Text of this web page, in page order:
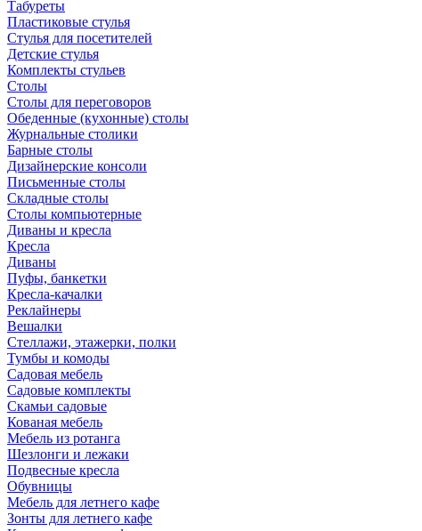
Табуреты
Пластиковые стулья
Стулья для посетителей
Детские стулья
Комплекты стульев
Столы
Столы для переговоров
Обеденные (кухонные) столы
Журнальные столики
Барные столы
Дизайнерские консоли
Письменные столы
Складные столы
Столы компьютерные
Диваны и кресла
Кресла
Диваны
Пуфы, банкетки
Кресла-качалки
Реклайнеры
Вешалки
Стеллажи, этажерки, полки
Тумбы и комоды
Садовая мебель
Садовые комплекты
Скамьи садовые
Кованая мебель
Мебель из ротанга
Шезлонги и лежаки
Подвесные кресла
Обувницы
Мебель для летнего кафе
Зонты для летнего кафе